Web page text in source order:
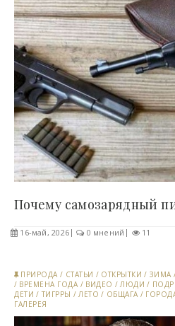
16-май, 2026 0 мнений 11
ПРИРОДА / СТАТЬИ / ОТКРЫТКИ / ЗИМА
/ ВРЕМЕНА ГОДА / ВИДЕО /ЛЮДИ /
ДЕТИ / ТИГРРЫ /ЛЕТО / ОБЩАГА /
ГАЛЕРЕЯ